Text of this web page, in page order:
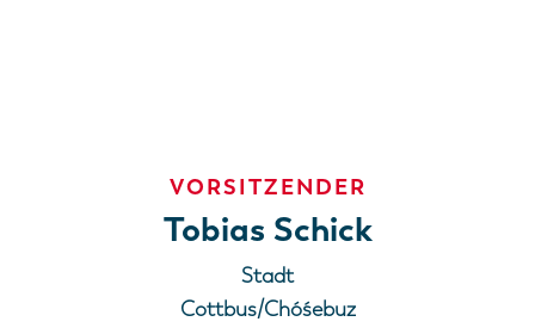
VORSITZENDER
Tobias Schick
Stadt
Cottbus/Chóśebuz